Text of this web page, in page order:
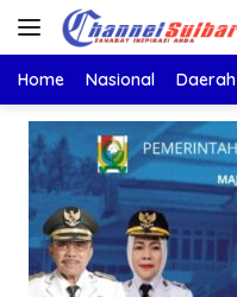
Langsung
Home Nasional Daerah